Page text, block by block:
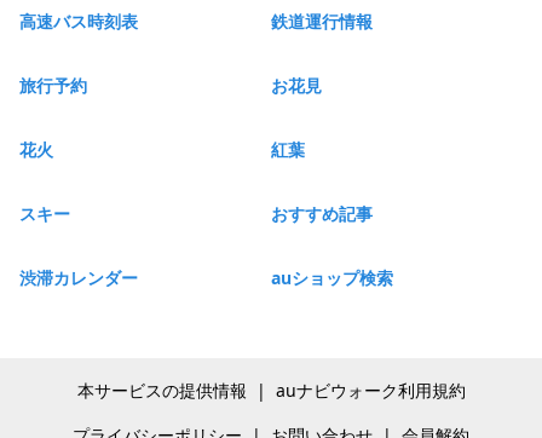
高速バス時刻表 鉄道運行情報
旅行予約 お花見
花火 紅葉
スキー おすすめ記事
渋滞カレンダー auショップ検索
本サービスの提供情報 | auナビウォーク利用規約